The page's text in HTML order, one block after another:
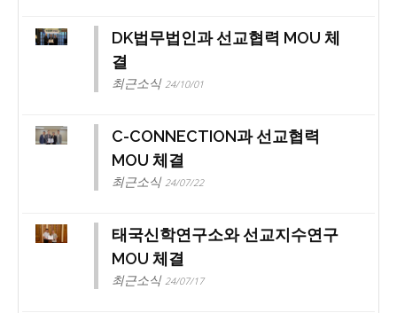
DK법무법인과 선교협력 MOU 체
결
최근소식 24/10/01
C-CONNECTION과 선교협력
MOU 체결
최근소식 24/07/22
태국신학연구소와 선교지수연구
MOU 체결
최근소식 24/07/17